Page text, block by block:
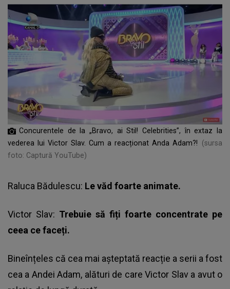
Concurentele de la „Bravo, ai Stil! Celebrities”, în extaz la
vederea lui Victor Slav. Cum a reacționat Anda Adam?!
(sursa
foto: Captură YouTube)
Raluca Bădulescu: Le văd foarte animate.
Victor Slav: Trebuie să fiți foarte concentrate pe
ceea ce faceți.
Bineînțeles că cea mai așteptată reacție a serii a fost
cea a Andei Adam, alături de care Victor Slav a avut o